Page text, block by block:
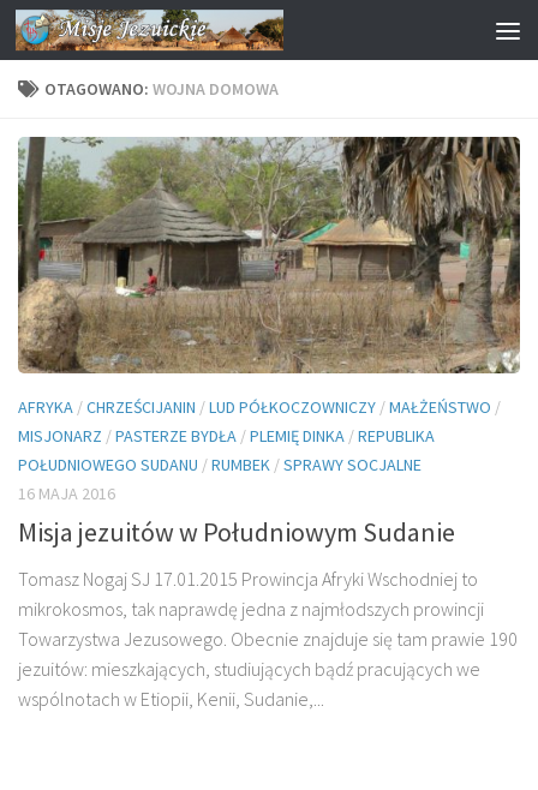
Przejdź do treści
OTAGOWANO: WOJNA DOMOWA
AFRYKA /CHRZEŚCIJANIN /LUD PÓŁKOCZOWNICZY /MAŁŻEŃSTWO /
MISJONARZ /PASTERZE BYDŁA /PLEMIĘ DINKA /REPUBLIKA
POŁUDNIOWEGO SUDANU /RUMBEK /SPRAWY SOCJALNE
16 MAJA 2016
Misja jezuitów w Południowym Sudanie
Tomasz Nogaj SJ 17.01.2015 Prowincja Afryki Wschodniej to
mikrokosmos, tak naprawdę jedna z najmłodszych prowincji
Towarzystwa Jezusowego. Obecnie znajduje się tam prawie 190
jezuitów: mieszkających, studiujących bądź pracujących we
wspólnotach w Etiopii, Kenii, Sudanie,...